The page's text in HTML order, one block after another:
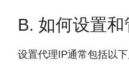
B. 如何设置
设置代理IP通常包括以下